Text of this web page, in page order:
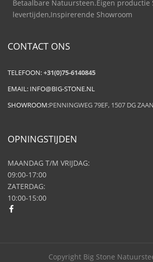
Betaalbare Natuursteen.Eigen productie
levertijden,Inspirerende Showroom
CONTACT ONS
TELEFOON:+31(0)75-6140845
EMAIL: INFO@BIG-STONE.NL
SHOWROOM:PENNINGWEG 79EF, 1507 DG
OPNINGSTIJDEN
MAANDAG T/M VRIJDAG:
09:00-17:00
ZATERDAG:
10:00-15:00
Copyright Big Stone